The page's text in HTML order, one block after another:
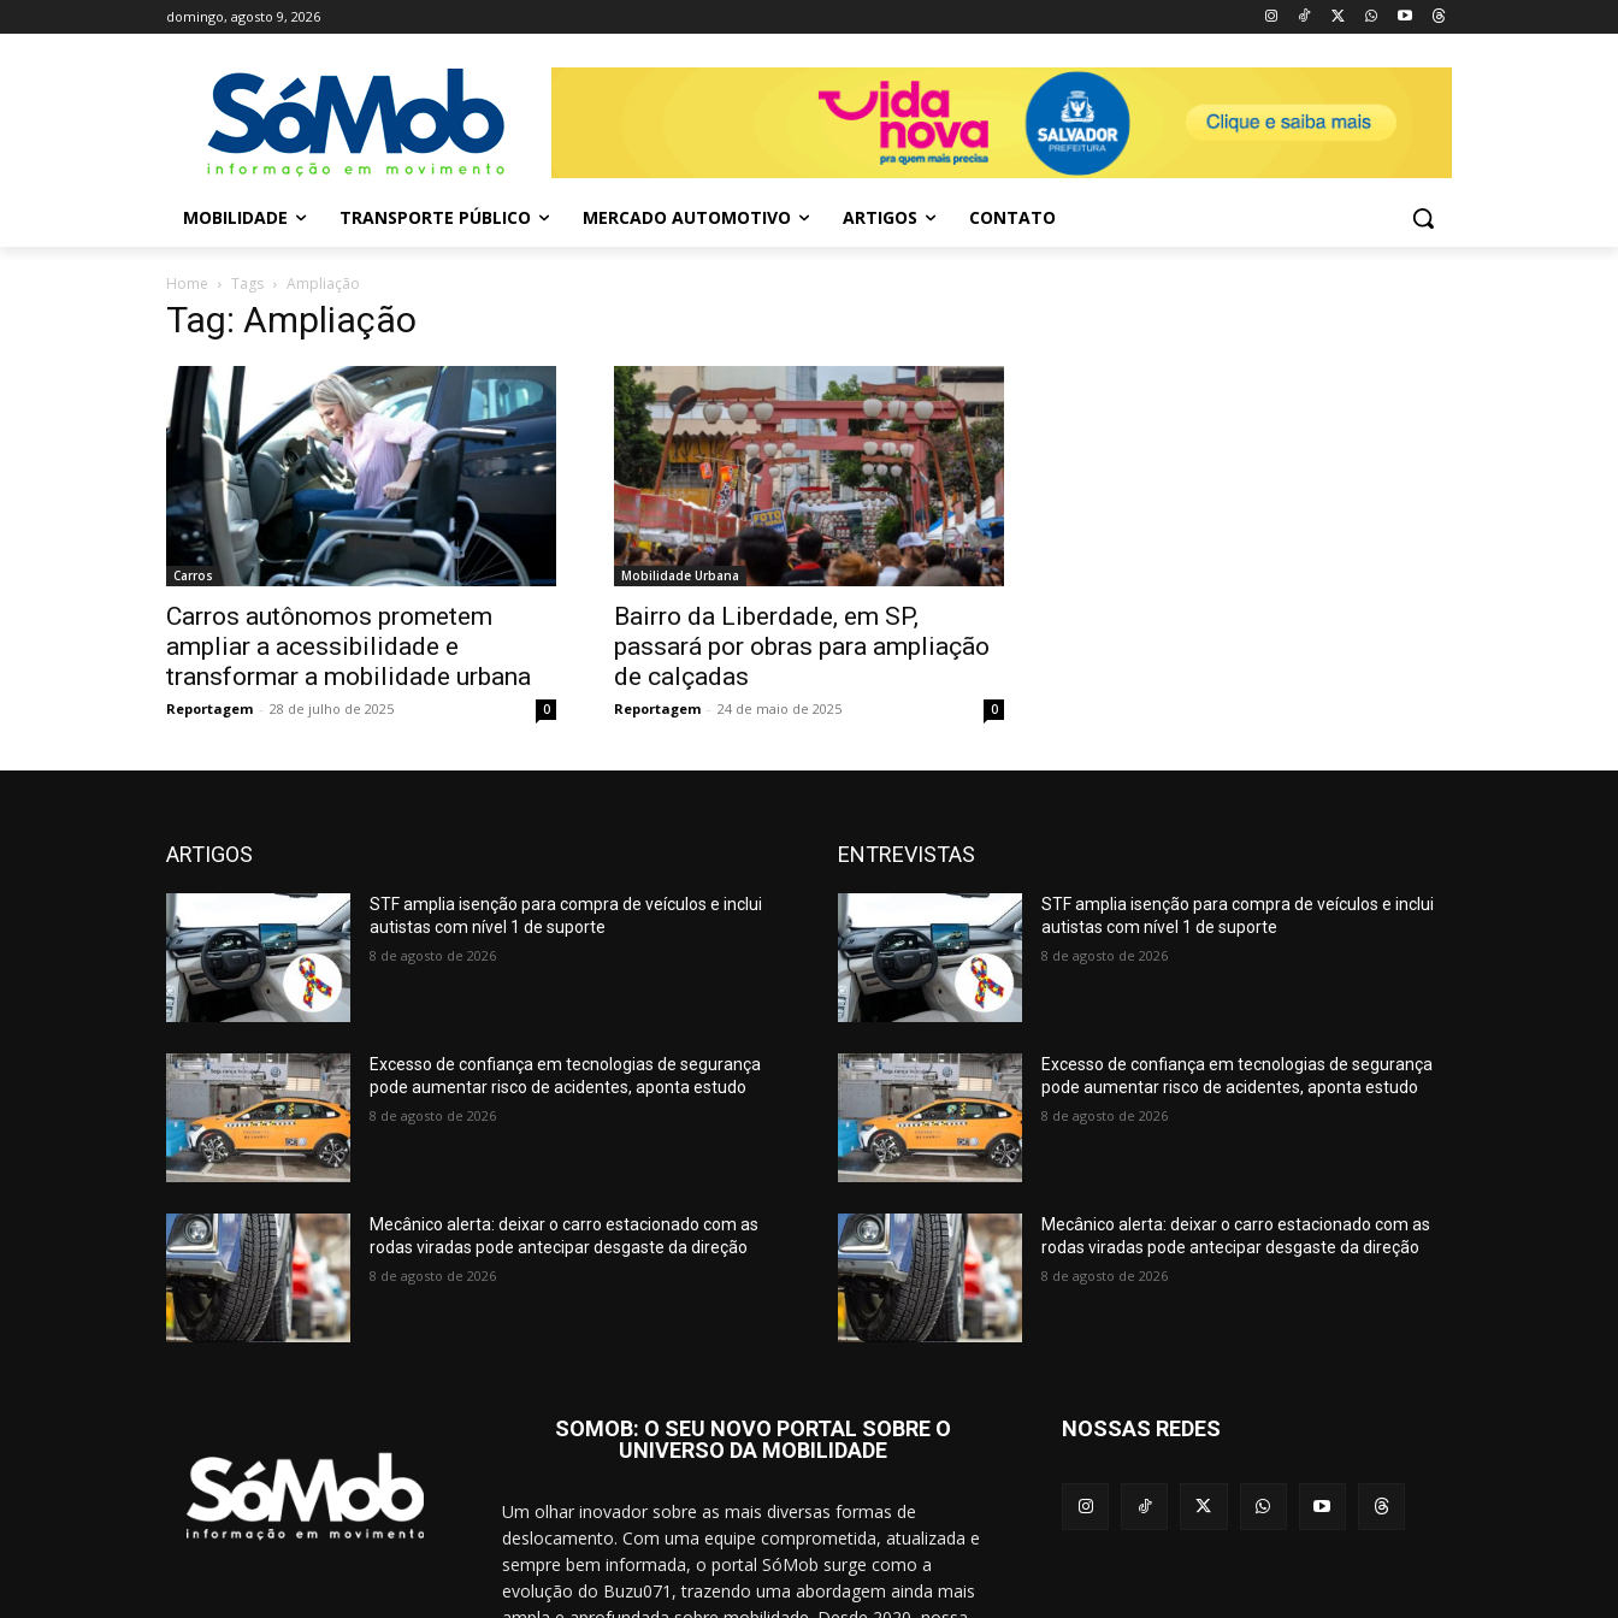
domingo, agosto 9, 2026
MOBILIDADE TRANSPORTE PÚBLICO MERCADO AUTOMOTIVO ARTIGOS CONTATO
Home Tags Ampliação
Tag: Ampliação
Carros
Carros autônomos prometem
ampliar a acessibilidade e
transformar a mobilidade urbana
Reportagem - 28 de julho de 2025 0
Mobilidade Urbana
Bairro da Liberdade, em SP,
passará por obras para ampliação
de calçadas
Reportagem - 24 de maio de 2025 0
ARTIGOS
STF amplia isenção para compra de veículos e inclui
autistas com nível 1 de suporte
8 de agosto de 2026
Excesso de confiança em tecnologias de segurança
pode aumentar risco de acidentes, aponta estudo
8 de agosto de 2026
Mecânico alerta: deixar o carro estacionado com as
rodas viradas pode antecipar desgaste da direção
8 de agosto de 2026
ENTREVISTAS
STF amplia isenção para compra de veículos e inclui
autistas com nível 1 de suporte
8 de agosto de 2026
Excesso de confiança em tecnologias de segurança
pode aumentar risco de acidentes, aponta estudo
8 de agosto de 2026
Mecânico alerta: deixar o carro estacionado com as
rodas viradas pode antecipar desgaste da direção
8 de agosto de 2026
SOMOB: O SEU NOVO PORTAL SOBRE O
UNIVERSO DA MOBILIDADE
Um olhar inovador sobre as mais diversas formas de
deslocamento. Com uma equipe comprometida, atualizada e
sempre bem informada, o portal SóMob surge como a
evolução do Buzu071, trazendo uma abordagem ainda mais
NOSSAS REDES